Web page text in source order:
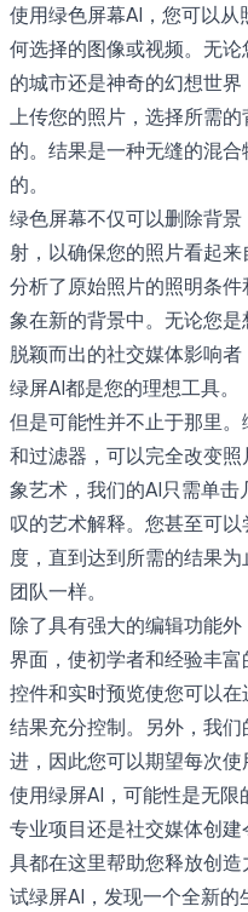
使用绿色屏幕AI，您可以
何选择的图像或视频。无
的城市还是神奇的幻想世
上传您的照片，选择所需
的。结果是一种无缝的混
的。
绿色屏幕不仅可以删除背
射，以确保您的照片看起
分析了原始照片的照明条
象在新的背景中。无论您
脱颖而出的社交媒体影响
绿屏AI都是您的理想工具。
但是可能性并不止于那里
和过滤器，可以完全改变
象艺术，我们的AI只需单
叹的艺术解释。您甚至可
度，直到达到所需的结果
团队一样。
除了具有强大的编辑功能
界面，使初学者和经验丰
控件和实时预览使您可以
结果充分控制。另外，我
进，因此您可以期望每次使
使用绿屏AI，可能性是无限
专业项目还是社交媒体创
具都在这里帮助您释放创
试绿屏AI，发现一个全新的